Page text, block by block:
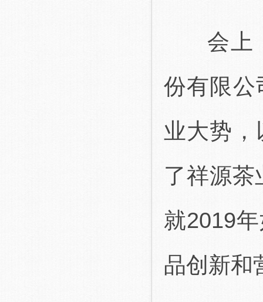
会上，
份有限公
业大势
了祥源茶
就2019
品创新和